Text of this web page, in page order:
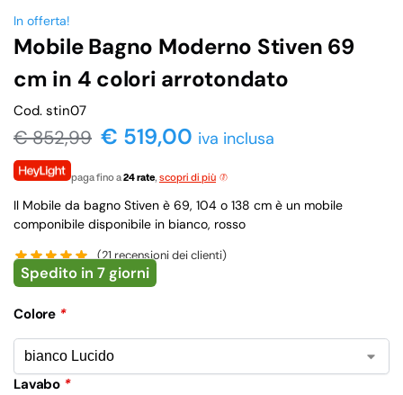
In offerta!
Mobile Bagno Moderno Stiven 69
cm in 4 colori arrotondato
Cod. stin07
€852,99 € 519,00 iva inclusa
paga fino a24 rate, scopri di più
Il Mobile da bagno Stiven è 69, 104 o 138 cm è un mobile
componibile disponibile in bianco, rosso
(21recensioni dei clienti)
Spedito in 7 giorni
Colore *
Lavabo *